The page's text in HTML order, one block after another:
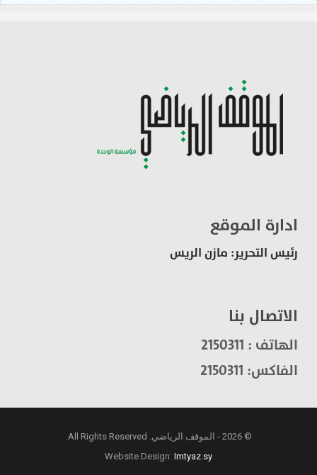
ادارة الموقع
رئيس التحرير: مازن الريس
الاتصال بنا
الهاتف : 2150311
الفاكس: 2150311
© 2026 - الموقف الرياضي. All Rights Reserved.
Website Design:Imtyaz.sy